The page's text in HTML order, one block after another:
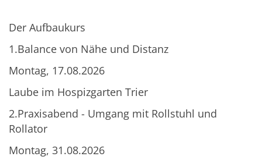
Der Aufbaukurs
1.Balance von Nähe und Distanz
Montag, 17.08.2026
Laube im Hospizgarten Trier
2.Praxisabend - Umgang mit Rollstuhl und
Rollator
Montag, 31.08.2026